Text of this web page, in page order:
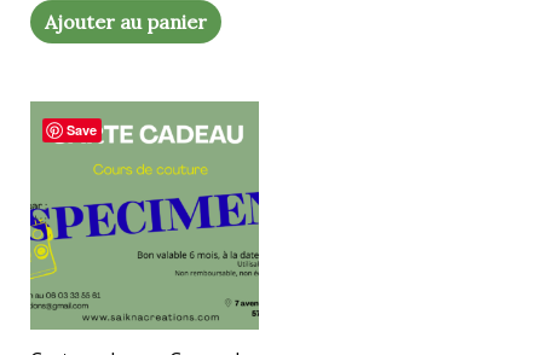
Ajouter au panier
Save